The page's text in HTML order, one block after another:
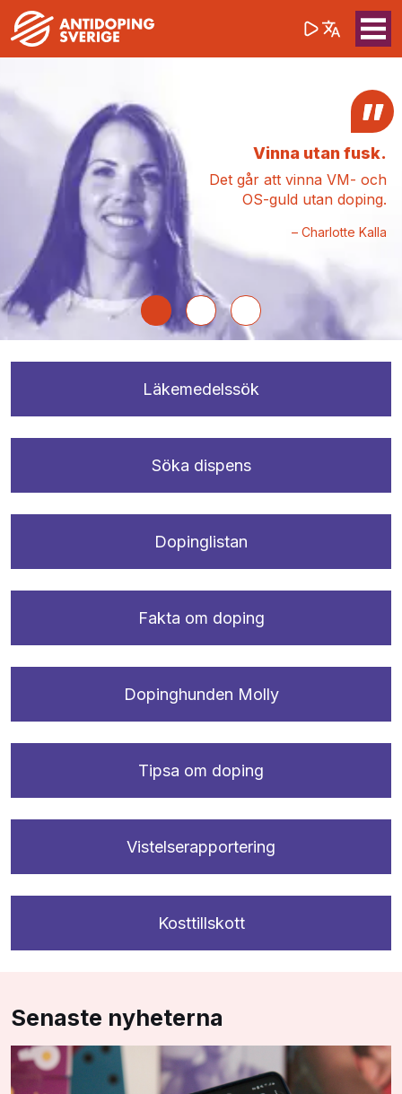
Sök på(opens in a
Vinna utan fusk.
Det går att vinna VM- och
OS-guld utan doping.
Charlotte Kalla
Läkemedelssök
Söka dispens
Dopinglistan
Fakta om doping
Dopinghunden Molly
Tipsa om doping
Vistelserapportering
Kosttillskott
Senaste nyheterna